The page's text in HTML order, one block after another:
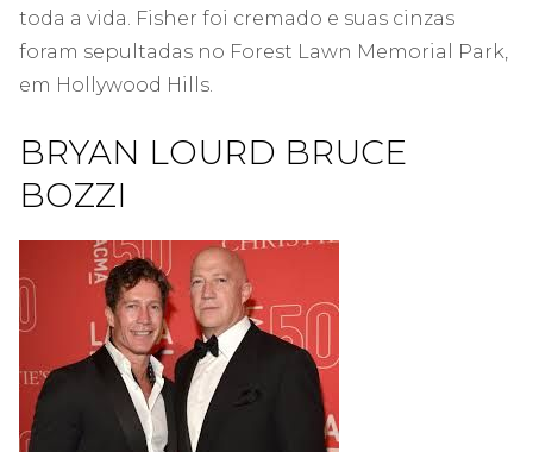
toda a vida. Fisher foi cremado e suas cinzas
foram sepultadas no Forest Lawn Memorial Park,
em Hollywood Hills.
BRYAN LOURD BRUCE
BOZZI